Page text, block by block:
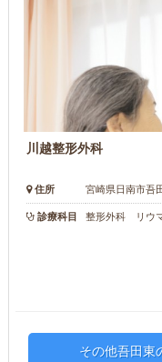
川越整形外科
住所 宮崎県日南市吾
診療科目 整形外科 リウ
その他吾田東